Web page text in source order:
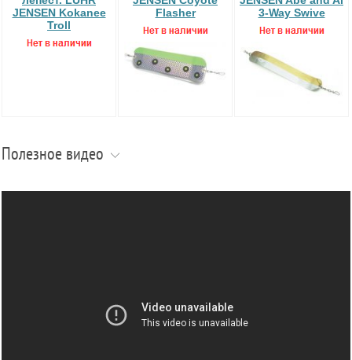
JENSEN Kokanee
Troll
Flasher
3-Way Swive
Полезное видео